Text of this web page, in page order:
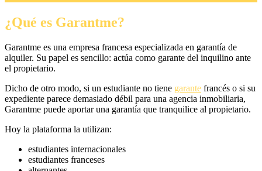
¿Qué es Garantme?
Garantme es una empresa francesa especializada en garantía de
alquiler. Su papel es sencillo: actúa como garante del inquilino ante
el propietario.
Dicho de otro modo, si un estudiante no tiene garante francés o si su
expediente parece demasiado débil para una agencia inmobiliaria,
Garantme puede aportar una garantía que tranquilice al propietario.
Hoy la plataforma la utilizan:
estudiantes internacionales
estudiantes franceses